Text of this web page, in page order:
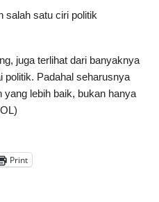
salah satu ciri politik
juga terlihat dari banyaknya
politik. Padahal seharusnya
lebih baik, bukan hanya
Print